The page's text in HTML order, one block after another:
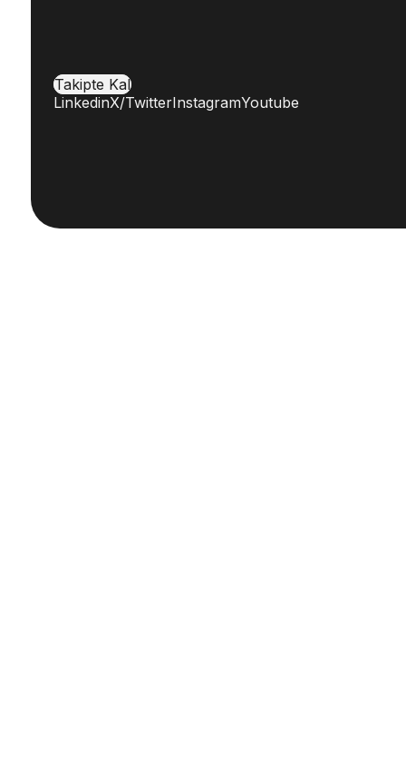
Takipte Kal
LinkedinX/TwitterInstagramYoutube